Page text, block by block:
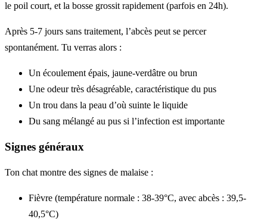
le poil court, et la bosse grossit rapidement (parfois en 24h).
Après 5-7 jours sans traitement, l’abcès peut se percer
spontanément. Tu verras alors :
Un écoulement épais, jaune-verdâtre ou brun
Une odeur très désagréable, caractéristique du pus
Un trou dans la peau d’où suinte le liquide
Du sang mélangé au pus si l’infection est importante
Signes généraux
Ton chat montre des signes de malaise :
Fièvre (température normale : 38-39°C, avec abcès : 39,5-
40,5°C)